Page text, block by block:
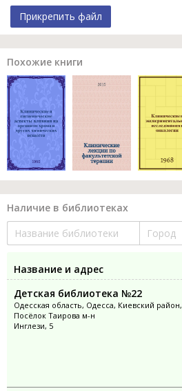
Прикрепить файл
Похожие книги
Наличие в библиотеках
Название и адрес
Детская библиотека №22
Одесская область, Одесса, Киевский район,
Посёлок Таирова м-н
Инглези, 5